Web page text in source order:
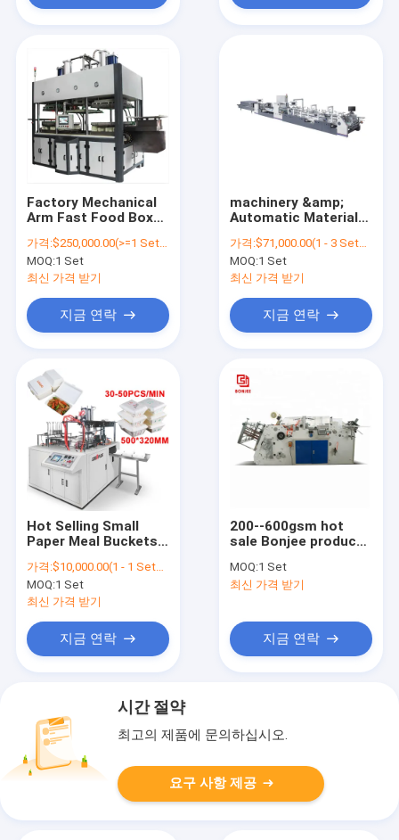
Factory Mechanical
Arm Fast Food Box
Paper Pulp Tableware
Machine
가격:$250,000.00(>=1 Sets)
MOQ:1 Set
최신 가격 받기
지금 연락
machinery &amp;
Automatic Material
For Different Paper
Boxes Making Folding
가격:$71,000.00(1 - 3 Sets) $70,000.00(>=4 Sets)
MOQ:1 Set
최신 가격 받기
지금 연락
Hot Selling Small
Paper Meal Buckets
Fast Food Box
Making Machine Fast
Food Box Packing
가격:$10,000.00(1 - 1 Sets) $9,800.00(2 - 4 Sets) $9,500.00(>=5 Sets)
MOQ:1 Set
최신 가격 받기
지금 연락
200--600gsm hot
sale Bonjee products
carton making
machine/ivory
competitive price
MOQ:1 Set
최신 가격 받기
지금 연락
시간 절약
최고의 제품에 문의하십시오.
요구 사항 제공